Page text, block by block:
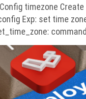
timezone
Exp: set time